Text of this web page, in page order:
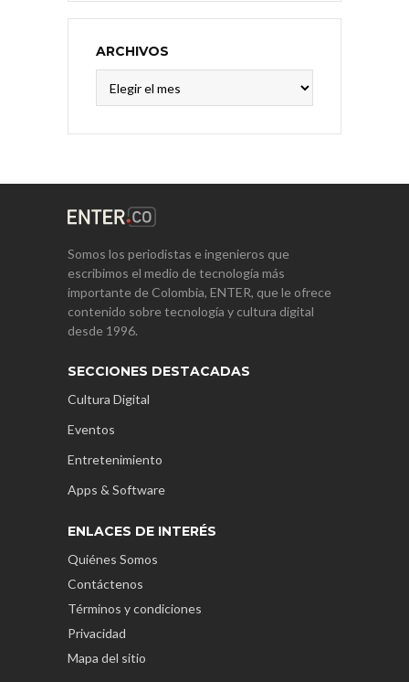
ARCHIVOS
Somos los periodistas e ingenieros que
escribimos el medio de tecnología más
importante de Colombia, ENTER, que le ofrece
contenido sobre tecnología y cultura digital
desde 1996.
SECCIONES DESTACADAS
Cultura Digital
Eventos
Entretenimiento
Apps & Software
ENLACES DE INTERÉS
Quiénes Somos
Contáctenos
Términos y condiciones
Privacidad
Mapa del sitio